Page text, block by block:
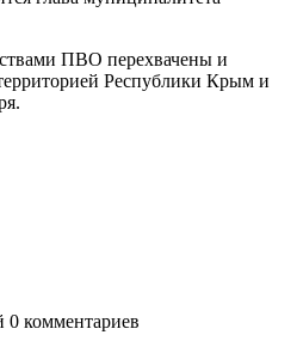
ПВО перехвачены и
Республики Крым и
0 комментариев